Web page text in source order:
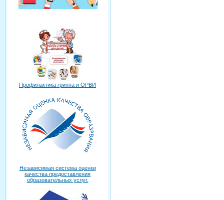
Профилактика гриппа и ОРВИ
Независимая система оценки
качества предоставления
образовательных услуг.